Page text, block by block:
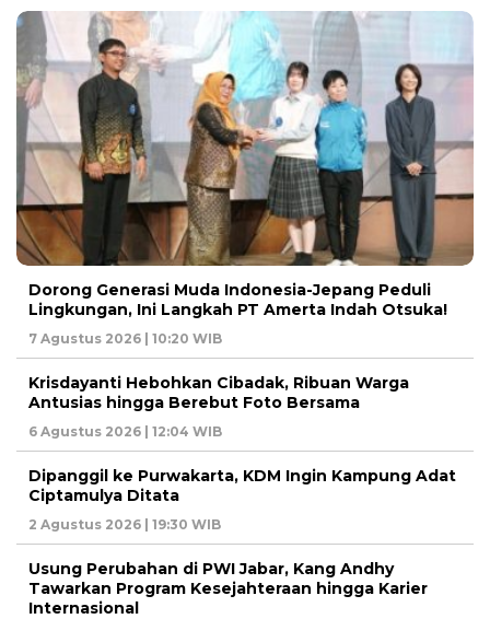
Dorong Generasi Muda Indonesia-Jepang Peduli
Lingkungan, Ini Langkah PT Amerta Indah Otsuka!
7 Agustus 2026 | 10:20 WIB
Krisdayanti Hebohkan Cibadak, Ribuan Warga
Antusias hingga Berebut Foto Bersama
6 Agustus 2026 | 12:04 WIB
Dipanggil ke Purwakarta, KDM Ingin Kampung Adat
Ciptamulya Ditata
2 Agustus 2026 | 19:30 WIB
Usung Perubahan di PWI Jabar, Kang Andhy
Tawarkan Program Kesejahteraan hingga Karier
Internasional